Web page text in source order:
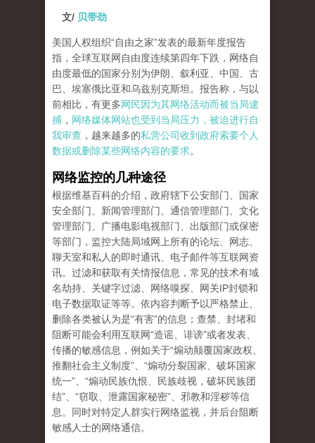
文/ 贝带劲
美国人权组织“自由之家”发表的最新年度报告
指，全球互联网自由度连续第四年下跌，网络自
由度最低的国家分别为伊朗、叙利亚、中国、古
巴、埃塞俄比亚和乌兹别克斯坦。报告称，与以
前相比，有更多网民因为其网络活动而被当局逮
捕 ， 网络媒体网站也受到当局压力，被迫进行自
我审查 ，越来越多的私营公司收到政府索要个人
数据或删除某些网络内容的要求。
网络监控的几种途径
根据维基百科的介绍，政府辖下公安部门、国家
安全部门、新闻管理部门、通信管理部门、文化
管理部门、广播电影电视部门、出版部门或保密
等部门，监控大陆局域网上所有的论坛、网志、
聊天室和私人的即时通讯、电子邮件等互联网资
讯。过滤和获取有关情报信息，常见的技术有域
名劫持、关键字过滤、网络嗅探、网关IP封锁和
电子数据取证等等。依内容判断予以严格禁止、
删除各类被认为是“有害”的信息；查禁、封堵和
阻断可能会利用互联网“造谣、诽谤”或者发表、
传播的敏感信息，例如关于“煽动颠覆国家政权、
推翻社会主义制度”、“煽动分裂国家、破坏国家
统一”、“煽动民族仇恨、民族歧视，破坏民族团
结”、“窃取、泄露国家秘密”、邪教和淫秽等信
息。同时对特定人群实行网络监视，并后台阻断
敏感人士的网络通信。